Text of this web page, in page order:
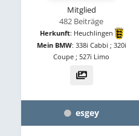
Mitglied
482 Beiträge
Herkunft: Heuchlingen
Mein BMW: 338i Cabbi ; 320i
Coupe ; 527i Limo
esgey